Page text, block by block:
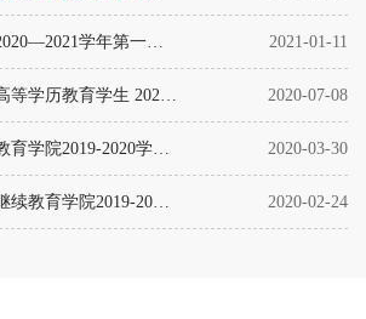
继续教育学院召开2020—2021学年第一学期教学工作指导... 2021-01-11
上海财经大学成人高等学历教育学生 2020年9月大学英... 2020-07-08
上海财经大学继续教育学院2019-2020学年第二学期成人... 2020-03-30
关于上海财经大学继续教育学院2019-2020学年第二学期 ... 2020-02-24